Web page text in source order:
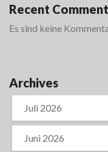
Recent
Es sind keine
Archives
Juli 2026
Juni 2026